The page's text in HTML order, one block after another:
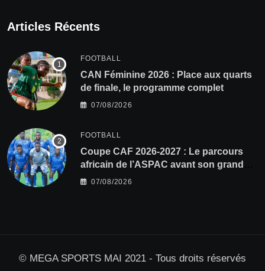
Articles Récents
FOOTBALL
CAN Féminine 2026 : Place aux quarts
de finale, le programme complet
07/08/2026
FOOTBALL
Coupe CAF 2026-2027 : Le parcours
africain de l’ASPAC avant son grand
retour
07/08/2026
© MEGA SPORTS MAI 2021 - Tous droits réservés